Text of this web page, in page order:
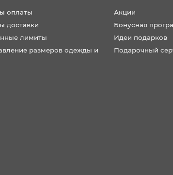
оплаты
доставки
лимиты
размеров одежды и
Акции
Бонусная
Идеи подарков
Подарочный